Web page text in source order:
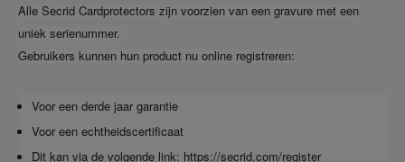
Alle Secrid Cardprotectors zijn voorzien van een gravure met een
uniek serienummer.
Gebruikers kunnen hun product nu online registreren:
Voor een derde jaar garantie
Voor een echtheidscertificaat
Dit kan via de volgende link: https://secrid.com/register